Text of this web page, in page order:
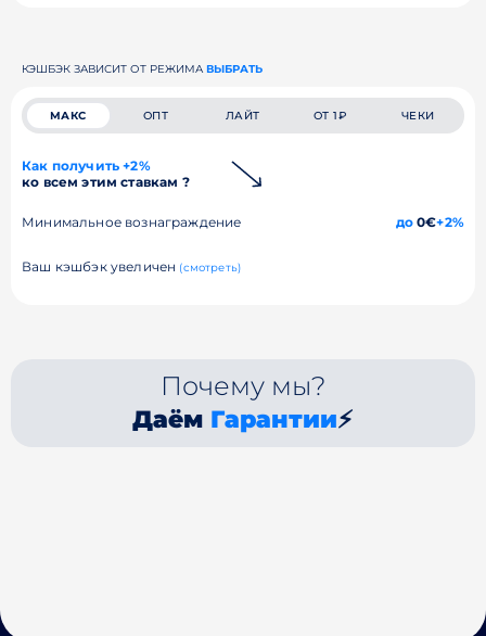
КЭШБЭК ЗАВИСИТ ОТ РЕЖИМА ВЫБРАТЬ
МАКС ОПТ ЛАЙТ ОТ 1₽ ЧЕКИ
Как получить +2%
ко всем этим ставкам ?
Минимальное вознаграждение до0€+2%
Ваш кэшбэк увеличен (смотреть)
Почему мы?
Даём Гарантии⚡